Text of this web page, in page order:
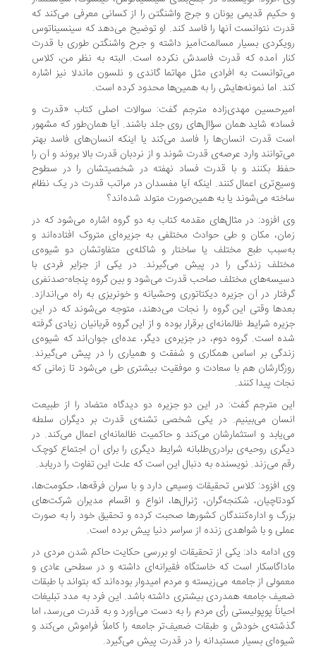
قدیمی یونان و جرج واشنگتن را از کسانی معرفی می‌کند که
نتوانست آنها را فاسد کند. او توضیح می‌دهد که سینسیناتوس
بسیار مسالمت‌آمیز داشته و جرح واشنگتن طوری با قدرت
آمده که قدرت فاسدش نکرده است. البته به نظر من، کلاس
به افرادی مثل مهاتما گاندی و نلسون ماندلا نیز اشاره
اما نمونه‌هایش را به همین‌ها محدود کرده است.
مهدی‌زاده مترجم گفت: سوالات اصلی کتاب «قدرت و
شاید همان سؤال‌های روی جلد باشند. آیا همان‌طور که مشهور
قدرت انسان‌ها را فاسد می‌کند یا اینکه انسان‌های فاسد بهتر
وارد عرصه‌ی قدرت شوند و از نردبان قدرت بالا بروند و آن را
بکنند و با قدرت فساد نهفته در شخصیتشان را در سطوح
اعمال کنند. اینکه آیا مفسدان در مراتب قدرت در یک نظام
می‌شوند یا به همین‌صورت متولد شده‌اند؟
افزود: در مثال‌های مقدمه کتاب به دو گروه اشاره می‌شود که در
مکان و طی حوادث مختلفی به جزیره‌ای متروک افتاده‌اند و
طبع مختلف یا ساختار و شاکله‌ی متفاوتشان دو شیوه‌ی
زندگی را در پیش می‌گیرند. در یکی از جزایر فردی با
مختلف صاحب قدرت می‌شود و بین گروه پنجاه-‌صدنفری
در آن جزیره دیکتاتوری وحشیانه و خونریزی به راه می‌اندازد.
وقتی این گروه را نجات می‌دهند، متوجه می‌شوند که در این
شرایط ظالمانه‌ای برقرار بوده و از این گروه قربانیان زیادی گرفته
است. گروه دوم، در جزیره‌ی دیگر، عده‌ای جوان‌اند که شیوه‌ی
بر اساس همکاری و شفقت و همیاری را در پیش می‌گیرند.
هم با سعادت و موفقیت بیشتری طی می‌شود تا زمانی که
پیدا کنند.
مترجم گفت: در این دو جزیره دو دیدگاه متضاد را از طبیعت
می‌بینیم. در یکی شخصی تشنه‌ی قدرت بر دیگران سلطه
و استثمارشان می‌کند و حاکمیت ظالمانه‌ای اعمال می‌کند. در
روحیه‌ی برادری‌طلبانه شرایط دیگری را برای آن اجتماع کوچک
می‌زند. نویسنده به دنبال این است که علت این تفاوت را دریابد.
افزود: کلاس تحقیقات وسیعی دارد و با سران فرقه‌ها، حکومت‌ها،
شکنجه‌گران، ژنرال‌ها، انواع و اقسام مدیران شرکت‌های
و اداره‌کنندگان کشورها صحبت کرده و تحقیق خود را به صورت
و با شواهدی زنده از سراسر دنیا پیش برده است.
ادامه داد: یکی از تحقیقات او بررسی حکایت حاکم شدن مردی در
است که خاستگاه فقیرانه‌ای داشته و در سطحی عادی و
از جامعه می‌زیسته و مردم امیدوار بوده‌اند که بتواند با طبقات
جامعه همدردی بیشتری داشته باشد. این فرد به مدد تبلیغات
پوپولیستی رأی مردم را به دست می‌آورد و به قدرت می‌رسد، اما
خودش و طبقات ضعیف‌تر جامعه را کاملاً فراموش می‌کند و
بسیار مستبدانه را در قدرت پیش می‌گیرد.